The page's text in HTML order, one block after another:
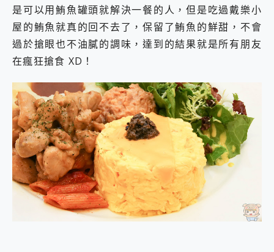
是可以用鮪魚罐頭就解決一餐的人，但是吃過戴樂小
屋的鮪魚就真的回不去了，保留了鮪魚的鮮甜，不會
過於搶眼也不油膩的調味，達到的結果就是所有朋友
在瘋狂搶食 XD！